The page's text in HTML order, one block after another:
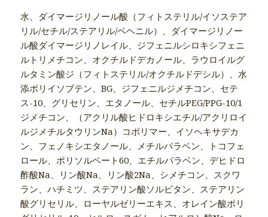
水、ダイマージリノール酸（フィトステリル/イソステア
リル/セチル/ステアリル/ベヘニル）、ダイマージリノー
ル酸ダイマージリノレイル、ジフェニルシロキシフェニ
ルトリメチコン、オクチルドデカノール、ラウロイルグ
ルタミン酸ジ（フィトステリル/オクチルドデシル）、水
添ポリイソブテン、BG、ジフェニルジメチコン、セテ
ス-10、グリセリン、エタノール、セチルPEG/PPG-10/1
ジメチコン、（アクリル酸ヒドロキシエチル/アクリロイ
ルジメチルタウリンNa）コポリマー、イソヘキサデカ
ン、フェノキシエタノール、メチルパラベン、トコフェ
ロール、ポリソルベート60、エチルパラベン、デヒドロ
酢酸Na、リン酸Na、リン酸2Na、シメチコン、スクワ
ラン、ハチミツ、ステアリン酸ソルビタン、ステアリン
酸グリセリル、ローヤルゼリーエキス、オレイン酸ポリ